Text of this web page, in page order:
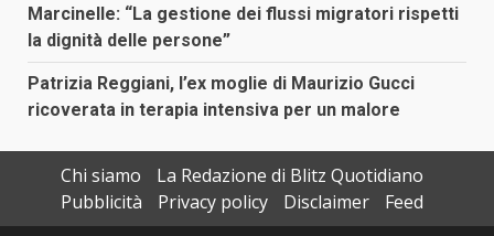
Marcinelle: “La gestione dei flussi migratori rispetti
la dignità delle persone”
Patrizia Reggiani, l’ex moglie di Maurizio Gucci
ricoverata in terapia intensiva per un malore
Chi siamo
La Redazione di Blitz Quotidiano
Pubblicità
Privacy policy Disclaimer Feed